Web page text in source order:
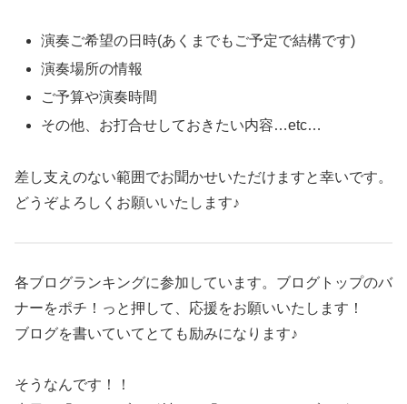
演奏ご希望の日時(あくまでもご予定で結構です)
演奏場所の情報
ご予算や演奏時間
その他、お打合せしておきたい内容…etc…
差し支えのない範囲でお聞かせいただけますと幸いです。
どうぞよろしくお願いいたします♪
各ブログランキングに参加しています。ブログトップのバ
ナーをポチ！っと押して、応援をお願いいたします！
ブログを書いていてとても励みになります♪
そうなんです！！